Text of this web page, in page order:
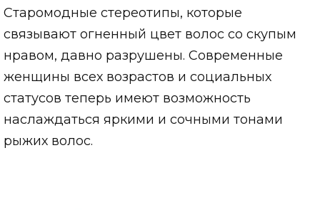
Старомодные стереотипы, которые
связывают огненный цвет волос со скупым
нравом, давно разрушены. Современные
женщины всех возрастов и социальных
статусов теперь имеют возможность
наслаждаться яркими и сочными тонами
рыжих волос.